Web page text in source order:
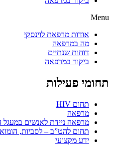
Menu
אודות מרפאת לוינסקי
מה במרפאה
דוחות שנתיים
ביקור במרפאה
תחומי פעילות
תחום HIV
מרפאה
מרפאה ניידת לאנשים במעגל
תחום להט”ב – לסביות,
ידע מקצועי